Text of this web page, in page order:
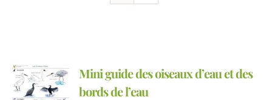
Mini guide des oiseaux d’eau et des
bords de l’eau